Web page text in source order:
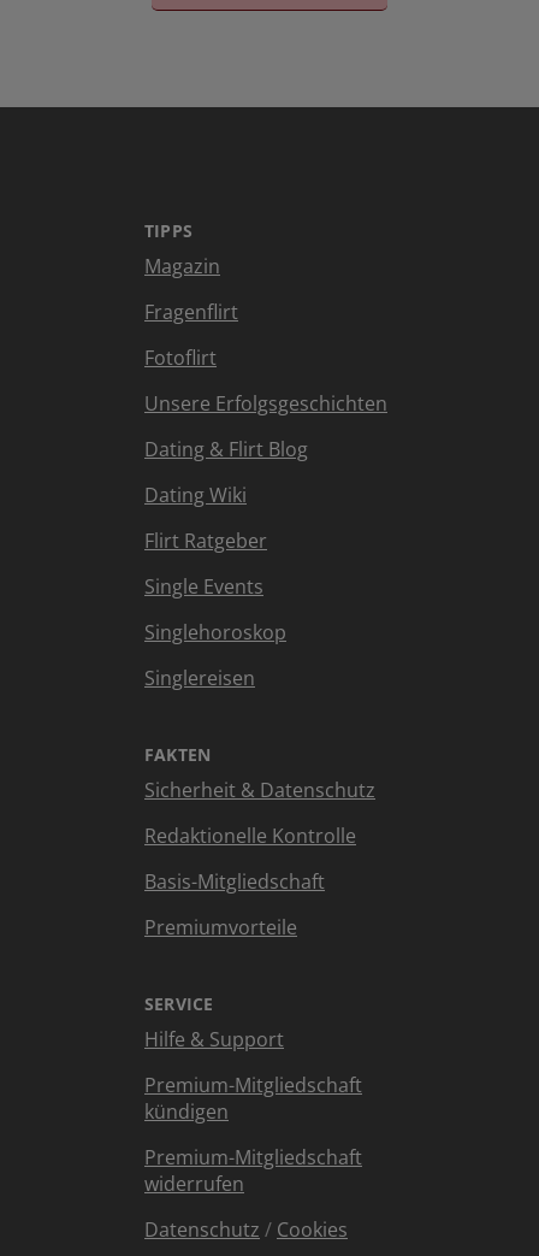
TIPPS
Magazin
Fragenflirt
Fotoflirt
Unsere Erfolgsgeschichten
Dating & Flirt Blog
Dating Wiki
Flirt Ratgeber
Single Events
Singlehoroskop
Singlereisen
FAKTEN
Sicherheit & Datenschutz
Redaktionelle Kontrolle
Basis-Mitgliedschaft
Premiumvorteile
SERVICE
Hilfe & Support
Premium-Mitgliedschaft
kündigen
Premium-Mitgliedschaft
widerrufen
Datenschutz / Cookies